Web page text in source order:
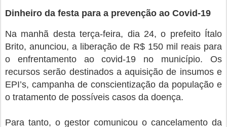
Dinheiro da festa para a prevenção ao Covid-19
Na manhã desta terça-feira, dia 24, o prefeito Ítalo
Brito, anunciou, a liberação de R$ 150 mil reais para
o enfrentamento ao covid-19 no município. Os
recursos serão destinados a aquisição de insumos e
EPI’s, campanha de conscientização da população e
o tratamento de possíveis casos da doença.
Para tanto, o gestor comunicou o cancelamento da